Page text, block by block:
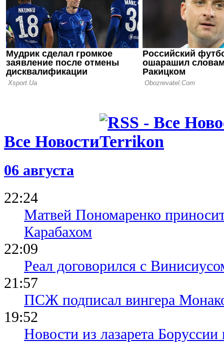
05.06.26 20:05
смогли
Первой
Все Новости
06 августа
22:24
Матвей Пономаренко
Карабахом
22:09
Реал договорился с
21:57
ПСЖ подписал вингера
19:52
Новости из лазарета